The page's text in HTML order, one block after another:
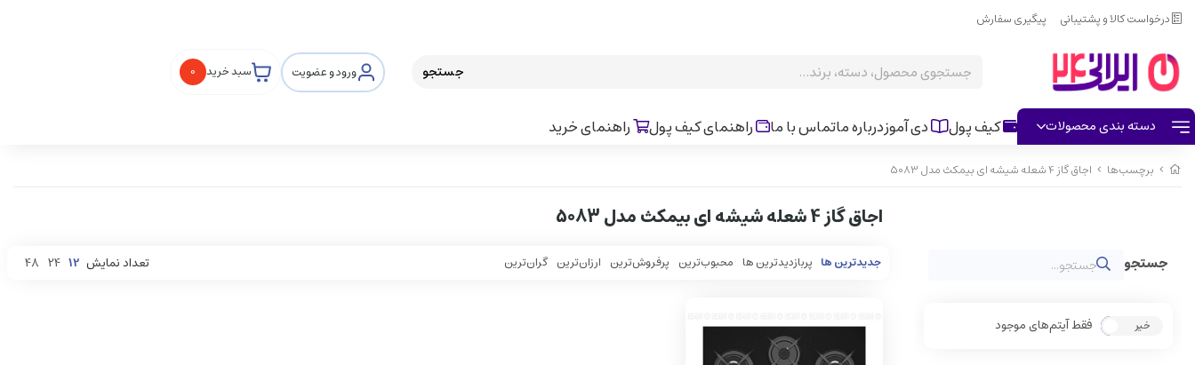
درخواست کالا و پشتیبانی پیگیری سفارش
جستجو ورود و عضویت سبد خرید 0
دسته بندی محصولات کیف پول دی آموزدرباره ماتماس با ما راهنمای کیف پول راهنمای خرید
برچسب‌ها اجاق گاز 4 شعله شیشه ای بیمکث مدل 5083
بله خیر فقط آیتم‌های موجود
اجاق گاز 4 شعله شیشه ای بیمکث مدل 5083
جدیدترین ها پربازدیدترین ها محبوب‌‌ترین پرفروش‌ترین ارزان‌ترین گران‌ترین تعداد نمایش 12
24
48